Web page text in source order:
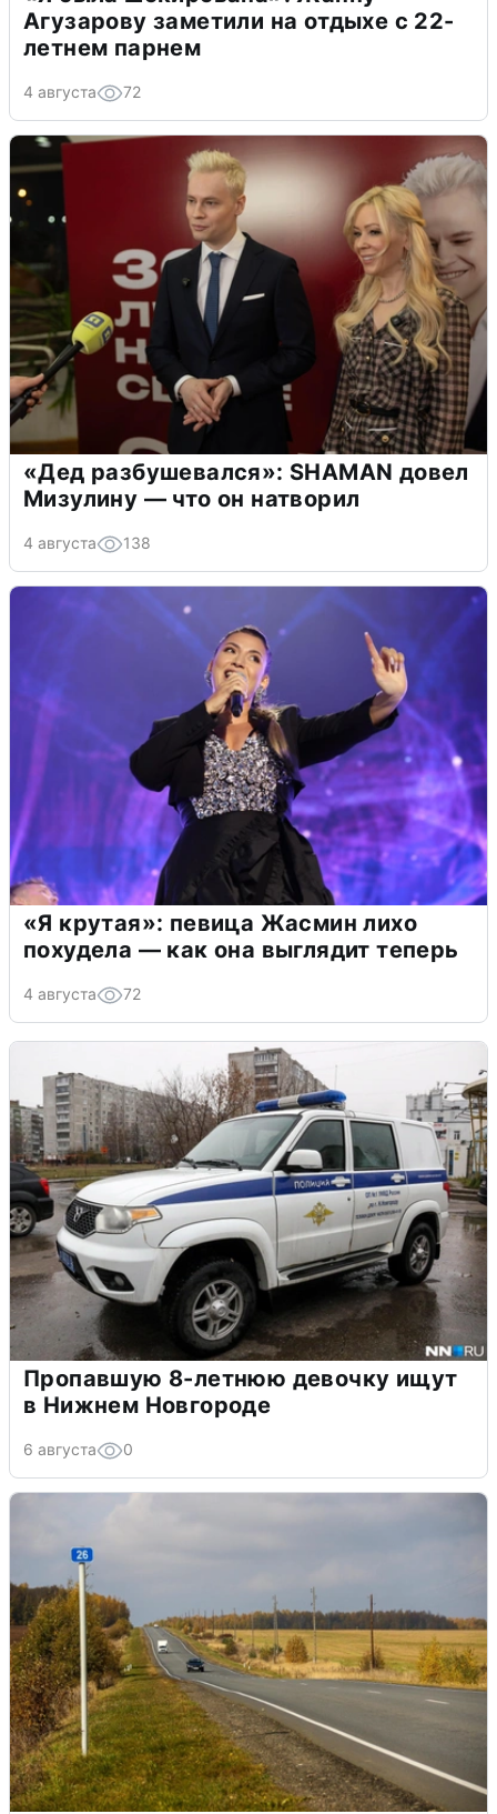
Агузарову заметили на отдыхе с 22-
летнем парнем
4 августа 72
«Дед разбушевался»: SHAMAN довел
Мизулину — что он натворил
4 августа 138
«Я крутая»: певица Жасмин лихо
похудела — как она выглядит теперь
4 августа 72
Пропавшую 8-летнюю девочку ищут
в Нижнем Новгороде
6 августа 0